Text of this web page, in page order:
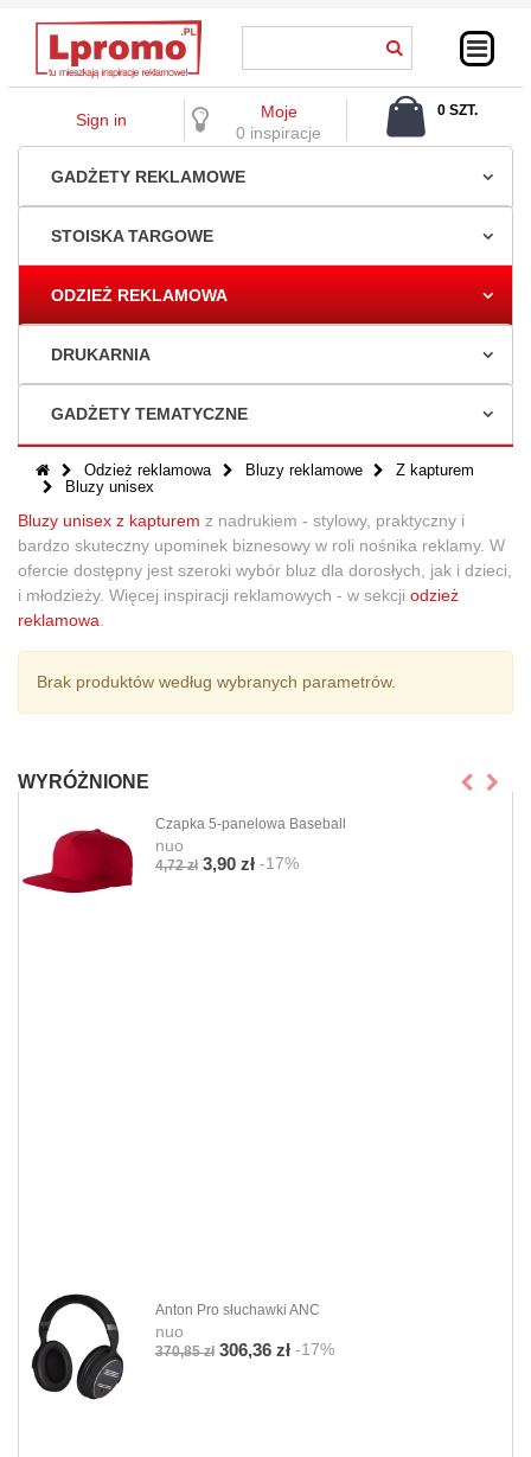
Sign in
Moje
0 inspiracje
0 SZT.
GADŻETY REKLAMOWE
STOISKA TARGOWE
ODZIEŻ REKLAMOWA
DRUKARNIA
GADŻETY TEMATYCZNE
Odzież reklamowa Bluzy reklamowe
Z kapturem
Bluzy unisex
Bluzy unisex z kapturem z nadrukiem - stylowy, praktyczny i
bardzo skuteczny upominek biznesowy w roli nośnika reklamy. W
ofercie dostępny jest szeroki wybór bluz dla dorosłych, jak i dzieci,
i młodzieży. Więcej inspiracji reklamowych - w sekcji odzież
reklamowa
Brak produktów według wybranych parametrów.
WYRÓŻNIONE
Czapka 5-panelowa Baseball
nuo
4,72 zł 3,90 zł -17%
Anton Pro słuchawki ANC
nuo
370,85 zł 306,36 zł -17%